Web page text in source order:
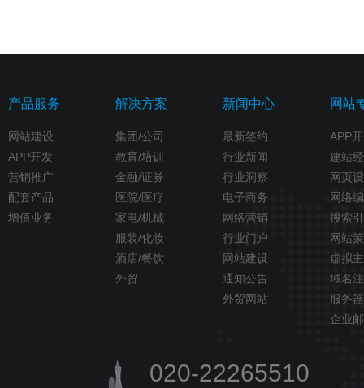
产品服务
网站建设
APP开发
营销推广
配套产品
增值业务
解决方案
集团/公司
教育/培训
金融/证券
医院/医疗
家电/机械
服装/化妆
酒店/餐饮
外贸
新闻中心
最新签约
行业新闻
行业洞察
电子商务
网络营销
行业门户
网站建设
通知公告
外贸网站
网站
APP
建站
网页
网络
搜索
网站
虚拟
域名
服务器
企业
020-22265510